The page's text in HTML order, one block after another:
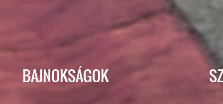
BAJNOKSÁGOK